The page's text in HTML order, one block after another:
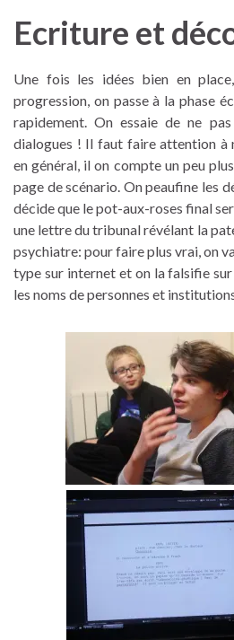
Ecriture et
Une fois les idées bien en
progression, on passe à la phase
rapidement. On essaie de ne
dialogues ! Il faut faire attention à
en général, il on compte un peu
page de scénario. On peaufine les
décide que le pot-aux-roses final
une lettre du tribunal révélant la
psychiatre: pour faire plus vrai, on
type sur internet et on la falsifie
les noms de personnes et